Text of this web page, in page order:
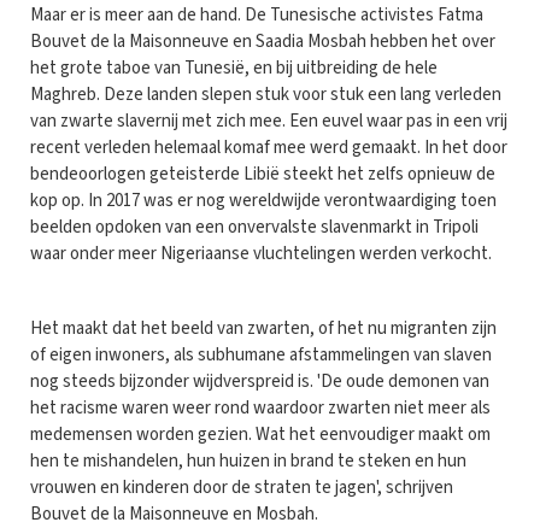
Maar er is meer aan de hand. De Tunesische activistes Fatma
Bouvet de la Maisonneuve en Saadia Mosbah hebben het over
het grote taboe van Tunesië, en bij uitbreiding de hele
Maghreb. Deze landen slepen stuk voor stuk een lang verleden
van zwarte slavernij met zich mee. Een euvel waar pas in een vrij
recent verleden helemaal komaf mee werd gemaakt. In het door
bendeoorlogen geteisterde Libië steekt het zelfs opnieuw de
kop op. In 2017 was er nog wereldwijde verontwaardiging toen
beelden opdoken van een onvervalste slavenmarkt in Tripoli
waar onder meer Nigeriaanse vluchtelingen werden verkocht.
Het maakt dat het beeld van zwarten, of het nu migranten zijn
of eigen inwoners, als subhumane afstammelingen van slaven
nog steeds bijzonder wijdverspreid is. 'De oude demonen van
het racisme waren weer rond waardoor zwarten niet meer als
medemensen worden gezien. Wat het eenvoudiger maakt om
hen te mishandelen, hun huizen in brand te steken en hun
vrouwen en kinderen door de straten te jagen', schrijven
Bouvet de la Maisonneuve en Mosbah.